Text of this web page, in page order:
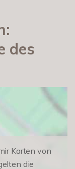
des
Karten von
die